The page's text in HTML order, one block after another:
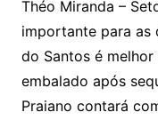
Théo Miranda –
importante para as
do Santos é
embalado após
Praiano contará